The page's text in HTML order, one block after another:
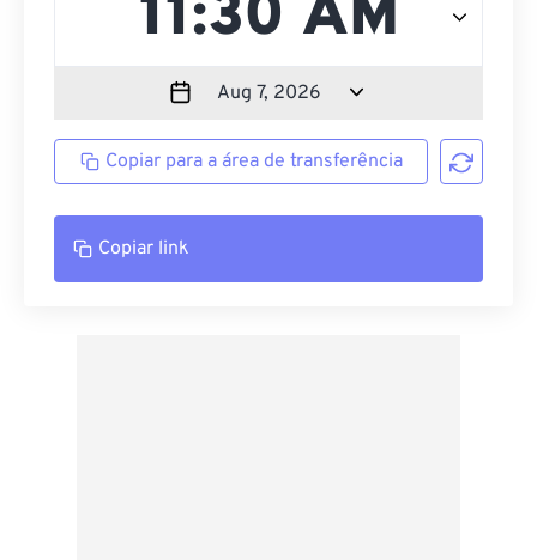
Copiar para a área de transferência
Copiar link